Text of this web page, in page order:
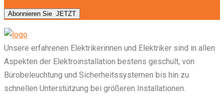
Abonnieren Sie JETZT
Unsere erfahrenen Elektrikerinnen und Elektriker sind in allen
Aspekten der Elektroinstallation bestens geschult, von
Bürobeleuchtung und Sicherheitssystemen bis hin zu
schnellen Unterstützung bei größeren Installationen.